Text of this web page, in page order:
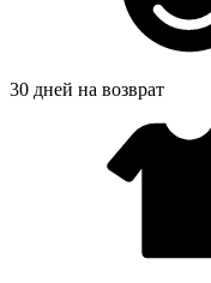
30 дней на возврат